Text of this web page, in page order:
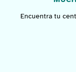
Encuentra tu